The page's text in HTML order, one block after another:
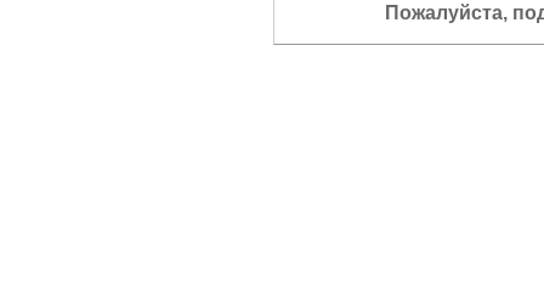
Пожалуйста,